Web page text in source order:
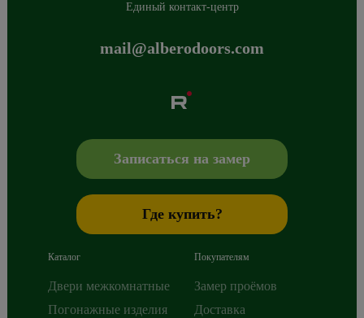
Единый контакт-центр
mail@alberodoors.com
+7 800 765 43 42,mail@alberodoors.com
Записаться на замер
Где купить?
Каталог
Двери межкомнатные
Погонажные изделия
Покупателям
Замер проёмов
Доставка